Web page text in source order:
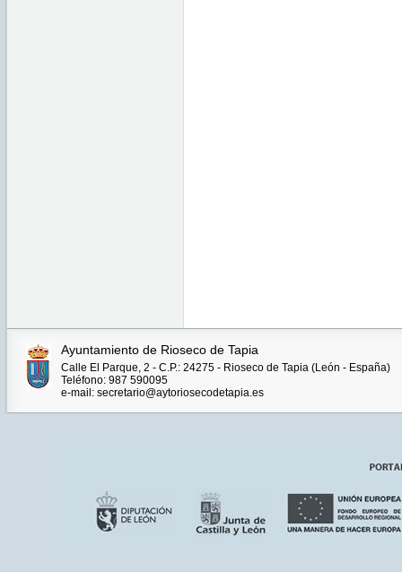
Ayuntamiento de Rioseco de Tapia
Calle El Parque, 2 - C.P.: 24275 - Rioseco de Tapia (León - España)
Teléfono: 987 590095
e-mail: secretario@aytoriosecodetapia.es